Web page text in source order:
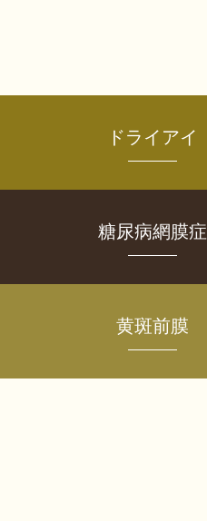
ドライアイ
糖尿病網膜症
黄斑前膜